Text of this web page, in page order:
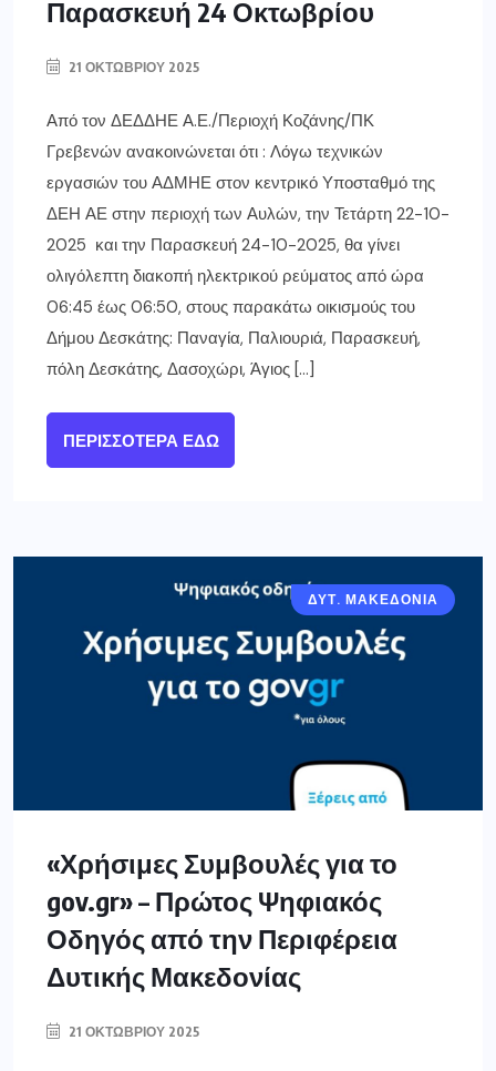
Παρασκευή 24 Οκτωβρίου
21 ΟΚΤΩΒΡΊΟΥ 2025
Από τον ΔΕΔΔΗΕ Α.Ε./Περιοχή Κοζάνης/ΠΚ
Γρεβενών ανακοινώνεται ότι : Λόγω τεχνικών
εργασιών του ΑΔΜΗΕ στον κεντρικό Υποσταθμό της
ΔΕΗ ΑΕ στην περιοχή των Αυλών, την Τετάρτη 22-10-
2025 και την Παρασκευή 24-10-2025, θα γίνει
ολιγόλεπτη διακοπή ηλεκτρικού ρεύματος από ώρα
06:45 έως 06:50, στους παρακάτω οικισμούς του
Δήμου Δεσκάτης: Παναγία, Παλιουριά, Παρασκευή,
πόλη Δεσκάτης, Δασοχώρι, Άγιος […]
ΠΕΡΙΣΣΌΤΕΡΑ ΕΔΏ
ΔΥΤ. ΜΑΚΕΔΟΝΙΑ
«Χρήσιμες Συμβουλές για το
gov.gr» – Πρώτος Ψηφιακός
Οδηγός από την Περιφέρεια
Δυτικής Μακεδονίας
21 ΟΚΤΩΒΡΊΟΥ 2025